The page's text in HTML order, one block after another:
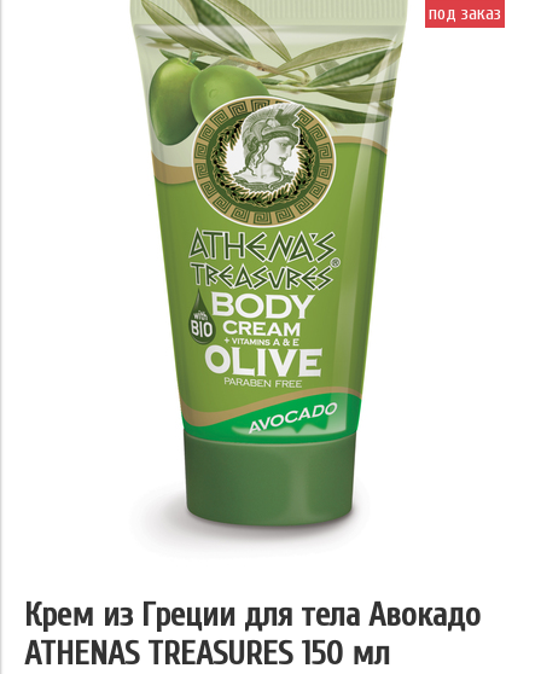
под заказ
Крем из Греции для тела Авокадо
ATHENAS TREASURES 150 мл